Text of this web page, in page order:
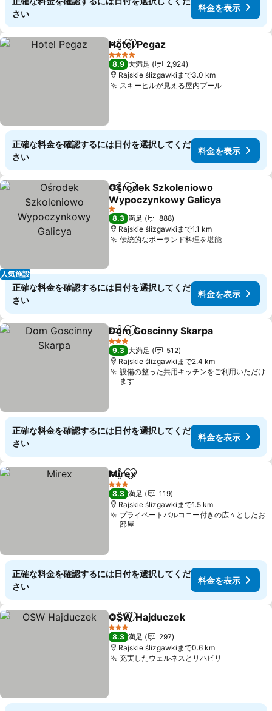
さい
料金を表示
シェアお気に入りに追加
Hotel Pegaz
4 ホテルのランク
8.9 大満足
2,924
Rajskie ślizgawkiまで3.0 km
スキーヒルが見える屋内プール料金を表示
正確な料金を確認するには日付を選択してくだ
さい
料金を表示
人気施設
シェアお気に入りに追加
Ośrodek Szkoleniowo
Wypoczynkowy Galicya
料金を表示
1 ホテルのランク
8.3 満足
888
Rajskie ślizgawkiまで1.1 km
伝統的なポーランド料理を堪能料金を表示
正確な料金を確認するには日付を選択してくだ
さい
料金を表示
シェアお気に入りに追加
Dom Goscinny Skarpa
3 ホテルのランク
9.3 大満足
512
Rajskie ślizgawkiまで2.4 km
設備の整った共用キッチンをご利用いただけ
ます
正確な料金を確認するには日付を選択してくだ
さい
料金を表示
シェアお気に入りに追加
Mirex
3 ホテルのランク
8.3 満足
119
Rajskie ślizgawkiまで1.5 km
プライベートバルコニー付きの広々としたお
部屋
正確な料金を確認するには日付を選択してくだ
さい
料金を表示
シェアお気に入りに追加
OSW Hajduczek
3 ホテルのランク
8.3 満足
297
Rajskie ślizgawkiまで0.6 km
充実したウェルネスとリハビリ